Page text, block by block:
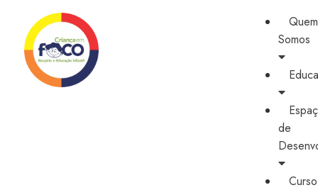
Quem
Somos
de
Curso